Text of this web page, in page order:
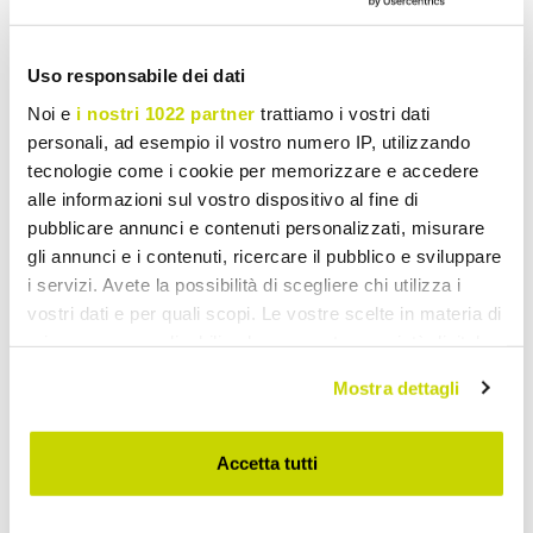
Uso responsabile dei dati
Noi e i nostri 1022 partner trattiamo i vostri dati
personali, ad esempio il vostro numero IP, utilizzando
tecnologie come i cookie per memorizzare e accedere
alle informazioni sul vostro dispositivo al fine di
pubblicare annunci e contenuti personalizzati, misurare
gli annunci e i contenuti, ricercare il pubblico e sviluppare
i servizi. Avete la possibilità di scegliere chi utilizza i
vostri dati e per quali scopi. Le vostre scelte in materia di
modificare o revocare il proprio consenso in qualsiasi
momento dalla Dichiarazione sui cookie o facendo clic
sull'icona di attivazione della privacy.
Mostra dettagli
Accetta tutti